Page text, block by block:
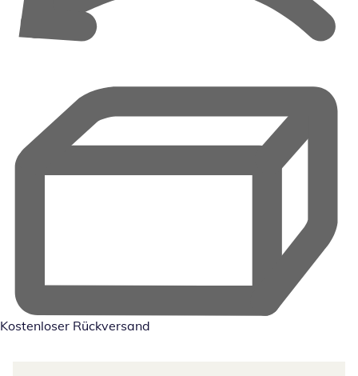
Kostenloser Rückversand